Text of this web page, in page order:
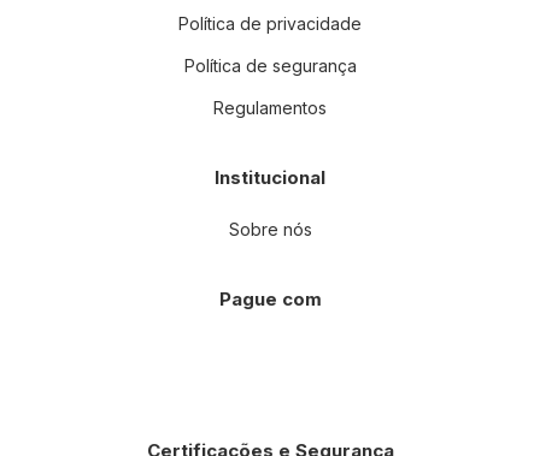
Política de privacidade
Política de segurança
Regulamentos
Institucional
Sobre nós
Pague com
Certificações e Segurança